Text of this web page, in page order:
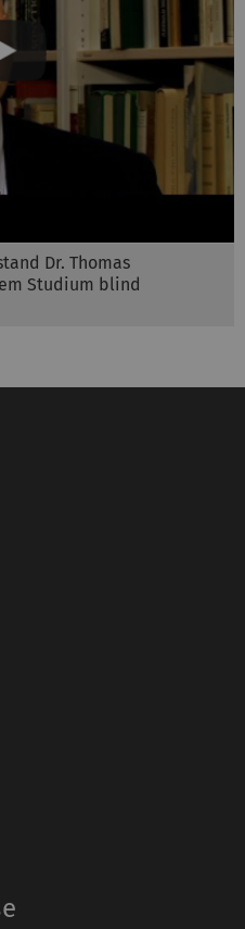
Dr. Thomas
Studium blind